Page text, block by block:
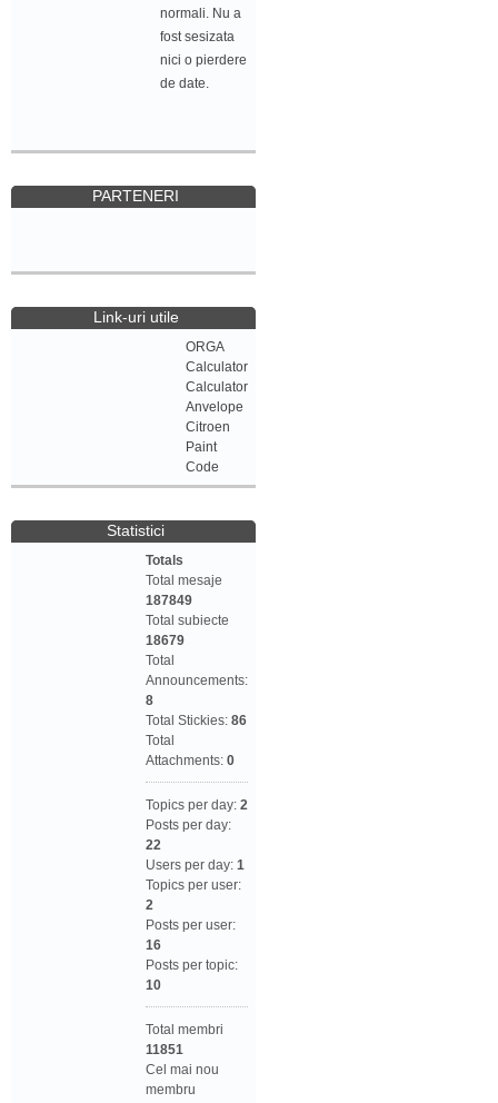
normali. Nu a
fost sesizata
nici o pierdere
de date.
PARTENERI
Link-uri utile
ORGA
Calculator
Calculator
Anvelope
Citroen
Paint
Code
Statistici
Totals
Total mesaje
187849
Total subiecte
18679
Total
Announcements:
8
Total Stickies: 86
Total
Attachments: 0
Topics per day: 2
Posts per day:
22
Users per day: 1
Topics per user:
2
Posts per user:
16
Posts per topic:
10
Total membri
11851
Cel mai nou
membru